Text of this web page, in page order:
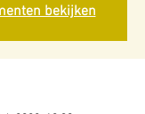
bekijken